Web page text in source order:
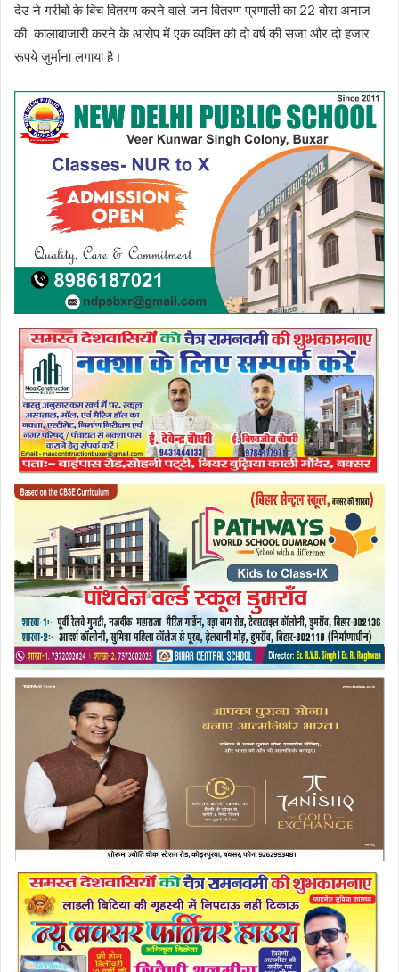
देउ ने गरीबो के बिच वितरण करने वाले जन वितरण प्रणाली का 22 बोरा अनाज
की कालाबाजारी करने के आरोप में एक व्यक्ति को दो वर्ष की सजा और दो हजार
रूपये जुर्माना लगाया है।